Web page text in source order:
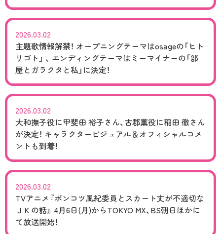
2026.03.02
主題歌情報解禁！ オープニングテーマはosageの「ヒト
リゴト」 、 エンディングテーマはミーマイナーの「部
屋とガラクタと私」に決定！
2026.03.02
大和撫子役に甲斐田 裕子さん、古郡薫役に稲田 徹さん
が決定！ キャラクタービジュアル＆オフィシャルコメ
ントも到着！
2026.03.02
TVアニメ『ポンコツ風紀委員とスカート丈が不適切な
ＪＫの話』 4月6日(月)からTOKYO MX、BS朝日ほかに
て放送開始！